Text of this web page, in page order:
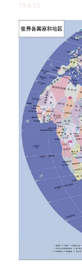
19.6.15